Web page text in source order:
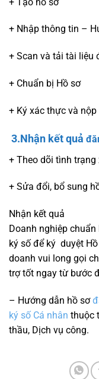
+ Nhập thông tin –
+ Scan và tải tài liệu
+ Chuẩn bị Hồ sơ
+ Ký xác thực và nộp
3.Nhận kết quả
+ Theo dõi tình trạng
+ Sửa đổi, bổ sung
Nhận kết quả
Doanh nghiệp
ký số để ký duyệt
doanh vui long gọi
trợ tốt ngay từ bước
– Hướng dẫn hồ sơ
ký số Cá nhân thuộc
thầu, Dịch vụ công.